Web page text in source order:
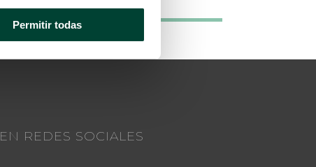
Permitir todas
EN REDES SOCIALES